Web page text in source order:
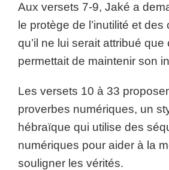
Aux versets 7-9, Jaké a
le protège de l’inutilité et
qu’il ne lui serait attribué que
permettait de maintenir son
Les versets 10 à 33
proverbes numériques, un
hébraïque qui utilise des
numériques pour aider à la
souligner les vérités.